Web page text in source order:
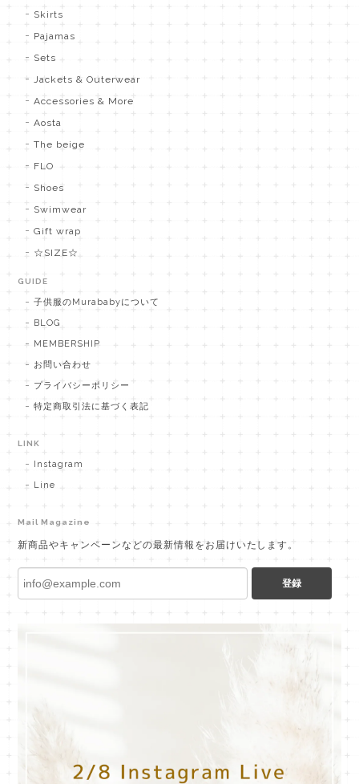
Skirts
Pajamas
Sets
Jackets & Outerwear
Accessories & More
Aosta
The beige
FLO
Shoes
Swimwear
Gift wrap
☆SIZE☆
GUIDE
子供服のMurababyについて
BLOG
MEMBERSHIP
お問い合わせ
プライバシーポリシー
特定商取引法に基づく表記
LINK
Instagram
Line
Mail Magazine
新商品やキャンペーンなどの最新情報をお届けいたします。
登録